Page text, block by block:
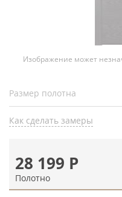
Изображение может
Как сделать замеры
28 199 Р
Полотно